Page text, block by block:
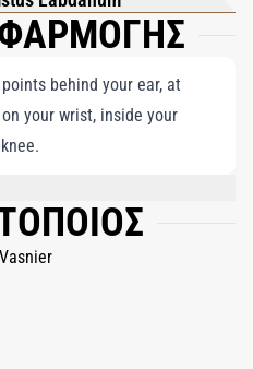
behind your ear, at
your wrist, inside your
WATER\AQUA\EAU, LIMONENE,
ISOMETHYL IONONE, CITRAL,
BENZYL BENZOATE,